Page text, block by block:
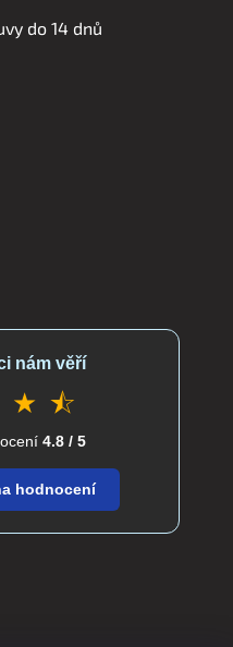
do 14 dnů
nám věří
★ ⯪
4.8 / 5
hodnocení